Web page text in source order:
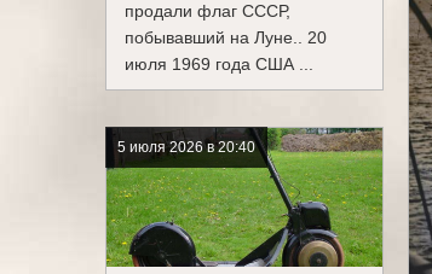
продали флаг СССР,
побывавший на Луне.. 20
июля 1969 года США ...
5 июля 2026 в 20:40